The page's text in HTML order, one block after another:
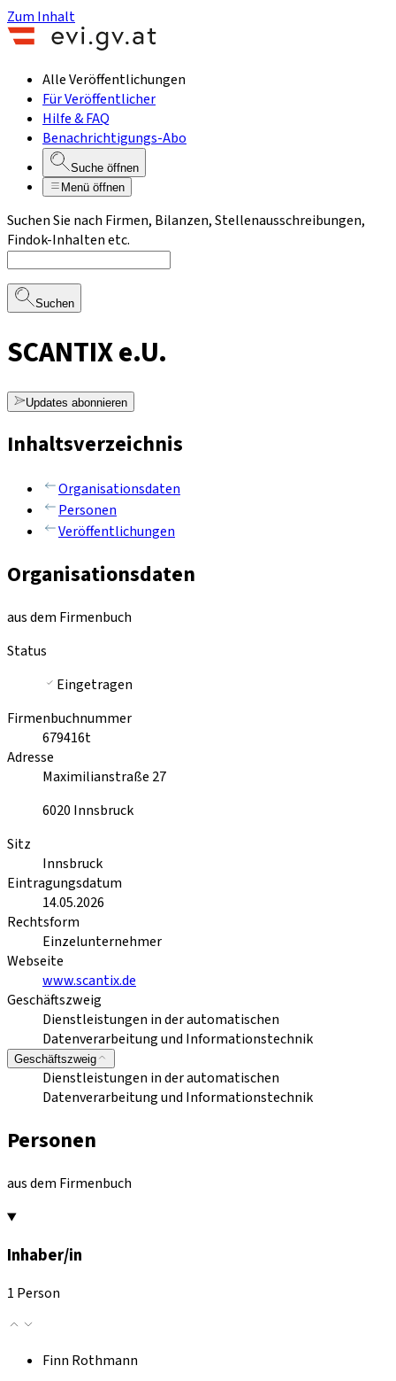
Zum Inhalt
Alle Veröffentlichungen
Für Veröffentlicher
Hilfe & FAQ
Benachrichtigungs-Abo
Suche öffnen
Menü öffnen
Suchen Sie nach Firmen, Bilanzen, Stellenausschreibungen,
Findok-Inhalten etc.
Suchen
SCANTIX e.U.
Updates abonnieren
Inhaltsverzeichnis
Organisationsdaten
Personen
Veröffentlichungen
Organisationsdaten
aus dem Firmenbuch
Status
Eingetragen
Firmenbuchnummer
679416t
Adresse
Maximilianstraße 27
6020 Innsbruck
Sitz
Innsbruck
Eintragungsdatum
14.05.2026
Rechtsform
Einzelunternehmer
Webseite
www.scantix.de
Geschäftszweig
Dienstleistungen in der automatischen
Datenverarbeitung und Informationstechnik
Geschäftszweig
Dienstleistungen in der automatischen
Datenverarbeitung und Informationstechnik
Personen
aus dem Firmenbuch
Inhaber/in
1 Person
Finn Rothmann